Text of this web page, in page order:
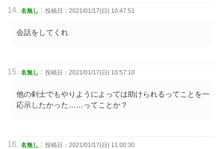
名無し : 投稿日：2021/01/17(日) 10:47:51
会話をしてくれ
名無し : 投稿日：2021/01/17(日) 10:57:10
他の剣士でもやりようによっては助けられるってことを一
応示したかった……ってことか？
名無し : 投稿日：2021/01/17(日) 11:00:30